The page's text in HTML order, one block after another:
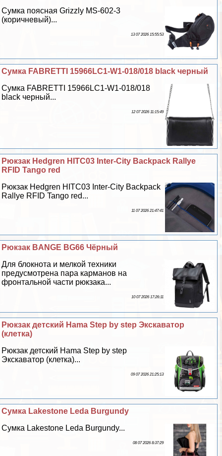
Сумка поясная Grizzly MS-602-3
(коричневый)...
13 07 2026 15:55:53
Сумка FABRETTI 15966LC1-W1-018/018 black черный
Сумка FABRETTI 15966LC1-W1-018/018
black черный...
12 07 2026 11:15:49
Рюкзак Hedgren HITC03 Inter-City Backpack Rallye
RFID Tango red
Рюкзак Hedgren HITC03 Inter-City Backpack
Rallye RFID Tango red...
11 07 2026 21:47:41
Рюкзак BANGE BG66 Чёрный
Для блокнота и мелкой техники
предусмотрена пара карманов на
фронтальной части рюкзака...
10 07 2026 17:26:11
Рюкзак детский Hama Step by step Экскаватор
(клетка)
Рюкзак детский Hama Step by step
Экскаватор (клетка)...
09 07 2026 21:25:13
Сумка Lakestone Leda Burgundy
Сумка Lakestone Leda Burgundy...
08 07 2026 8:37:29